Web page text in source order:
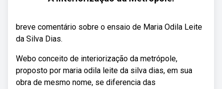
breve comentário sobre o ensaio de Maria Odila Leite
da Silva Dias.
Webo conceito de interiorização da metrópole,
proposto por maria odila leite da silva dias, em sua
obra de mesmo nome, se diferencia das